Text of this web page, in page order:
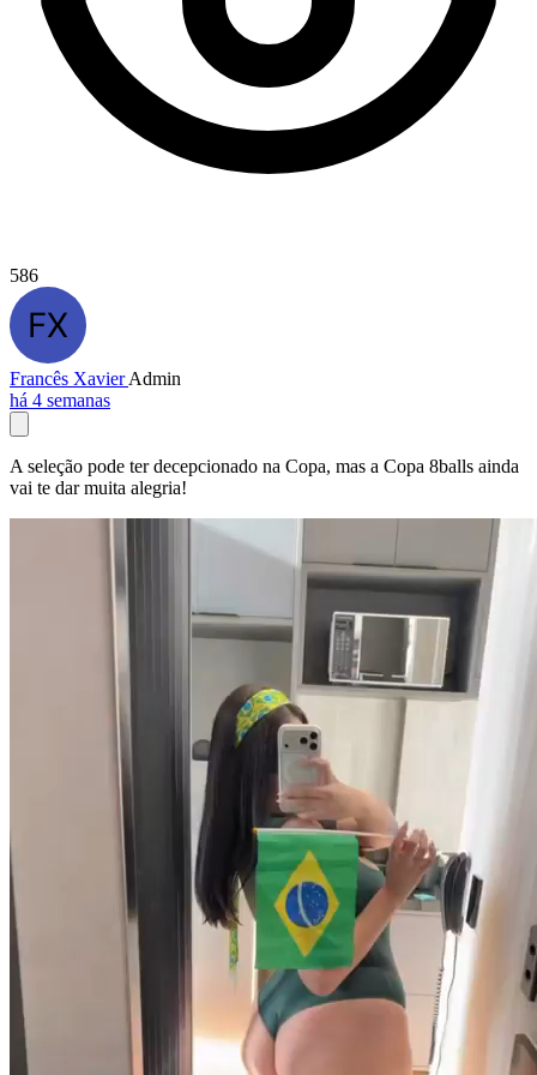
586
Francês XavierAdmin
há 4 semanas
A seleção pode ter decepcionado na Copa, mas a Copa 8balls ainda
vai te dar muita alegria!